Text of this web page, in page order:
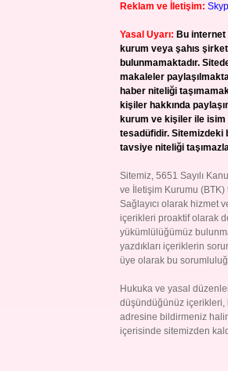
Reklam ve İletişim:
Yasal Uyarı: Bu
kurum veya şahıs
bulunmamaktadır.
makaleler
haber niteliği
kişiler hakkında
kurum ve kişiler ile
tesadüfidir. Sitemizdeki
tavsiye niteliği
Sitemiz, 5651 Sayılı
ve İletişim Kurumu (BTK)
Sağlayıcı olarak hizmet
içerikleri proaktif olarak
yükümlülüğümüz
yazdıkları içeriklerin
üye olarak bu
Hukuka ve yasal
düşündüğünüz içerikleri,
adresine bildirmeniz
içerisinde sitemizden